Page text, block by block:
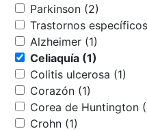
Parkinson (2)
Alzheimer (1)
Celiaquía (1)
Colitis ulcerosa (1)
Corazón (1)
Crohn (1)